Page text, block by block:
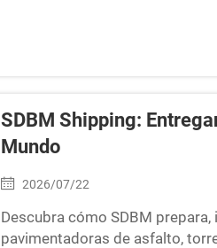
SDBM Shipping:
Mundo
2026/07/22
Descubra cómo SDBM
pavimentadoras de asfalto,